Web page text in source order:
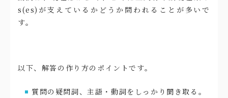
s(es)が支えているかどうか問われることが多いで
す。
以下、解答の作り方のポイントです。
質問の疑問詞、主語・動詞をしっかり聞き取る。